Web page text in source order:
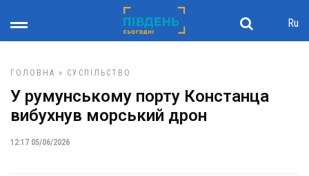
Ru
ГОЛОВНА » СУСПІЛЬСТВО
У румунському порту Констанца
вибухнув морський дрон
12:17 05/06/2026